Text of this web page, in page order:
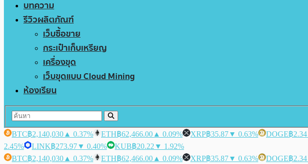
บทความ
รีวิวผลิตภัณฑ์
เว็บซื้อขาย
กระเป๋าเก็บเหรียญ
เครื่องขุด
เว็บขุดแบบ Cloud Mining
ห้องเรียน
BTC฿2,140,030 ▲ 0.37% ETH฿62,466.00 ▲ 0.09% XRP฿35.87▼ 0.63% DOGE฿2.34
2.45%
LINK฿273.97▼ 0.40% KUB฿20.22 ▼ 1.92%
BTC฿2,140,030 ▲ 0.37% ETH฿62,466.00 ▲ 0.09% XRP฿35.87▼ 0.63% DOGE฿2.34